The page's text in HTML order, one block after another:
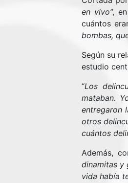
en vivo”,
cuántos
bombas,
Según su
estudio
“Los
mataban.
entregaron
otros
cuántos
Además,
dinamitas y
vida había